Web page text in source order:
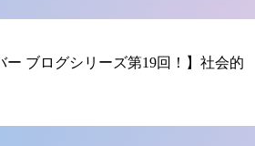
ー ブログシリーズ第19回！】社会的